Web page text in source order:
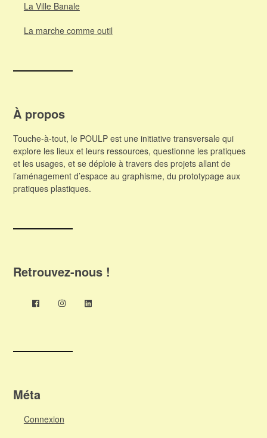
La Ville Banale
La marche comme outil
À propos
Touche-à-tout, le POULP est une initiative transversale qui
explore les lieux et leurs ressources, questionne les pratiques
et les usages, et se déploie à travers des projets allant de
l’aménagement d’espace au graphisme, du prototypage aux
pratiques plastiques.
Retrouvez-nous !
Méta
Connexion